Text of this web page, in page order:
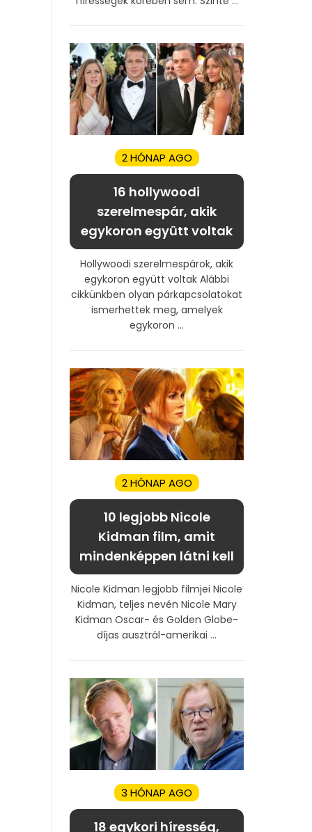
2 HÓNAP AGO
16 hollywoodi
szerelmespár, akik
egykoron együtt voltak
Hollywoodi szerelmespárok, akik
egykoron együtt voltak Alábbi
cikkünkben olyan párkapcsolatokat
ismerhettek meg, amelyek
egykoron ...
2 HÓNAP AGO
10 legjobb Nicole
Kidman film, amit
mindenképpen látni kell
Nicole Kidman legjobb filmjei Nicole
Kidman, teljes nevén Nicole Mary
Kidman Oscar- és Golden Globe-
díjas ausztrál-amerikai ...
3 HÓNAP AGO
18 egykori híresség,